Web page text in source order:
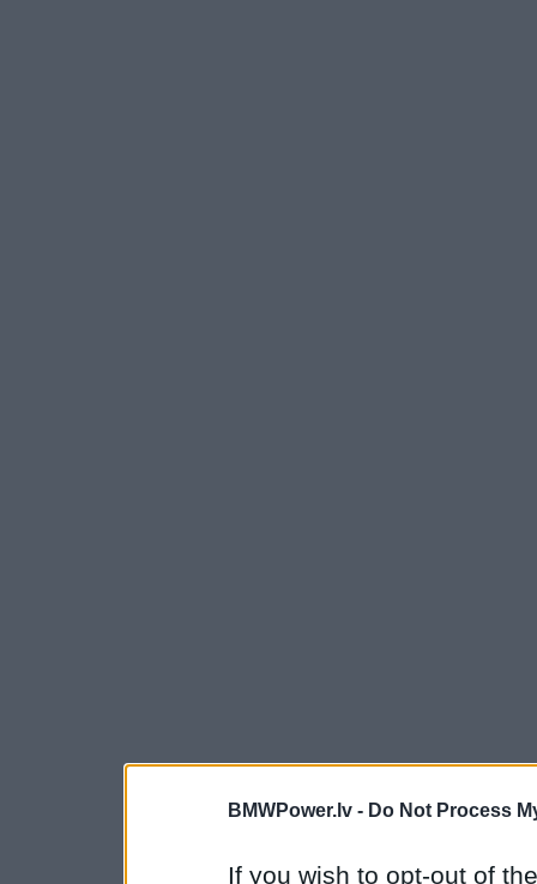
BMWPower.lv - Do Not Process
If you wish to opt-out of